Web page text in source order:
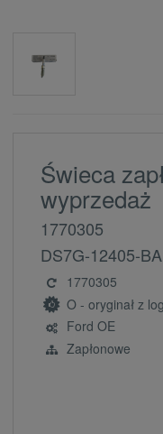
Świeca
wyprzedaż
1770305
DS7G-12405-BA
1770305
O - oryginał z
Ford OE
Zapłonowe